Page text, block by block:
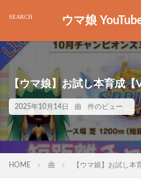
ウマ娘
【ウマ娘】お試し本育成【
2025年10月14日 曲 件のビュー
HOME 曲 【ウマ娘】お試し本